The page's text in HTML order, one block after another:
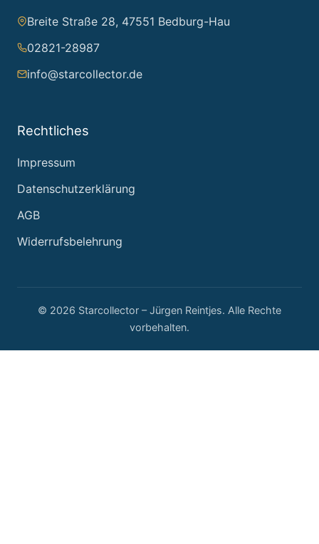
Breite Straße 28, 47551 Bedburg-Hau
02821-28987
info@starcollector.de
Rechtliches
Impressum
Datenschutzerklärung
AGB
Widerrufsbelehrung
© 2026 Starcollector – Jürgen Reintjes. Alle Rechte
vorbehalten.